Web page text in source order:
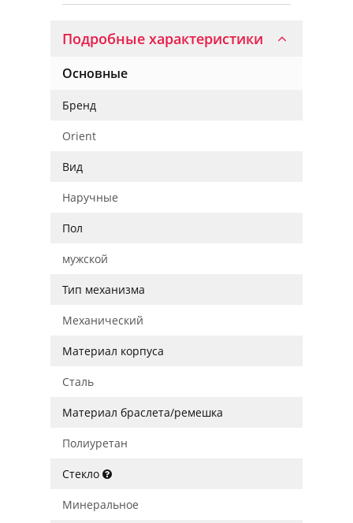
Подробные характеристики
Основные
Бренд
Orient
Вид
Наручные
Пол
мужской
Тип механизма
Механический
Материал корпуса
Сталь
Материал браслета/ремешка
Полиуретан
Стекло
Минеральное